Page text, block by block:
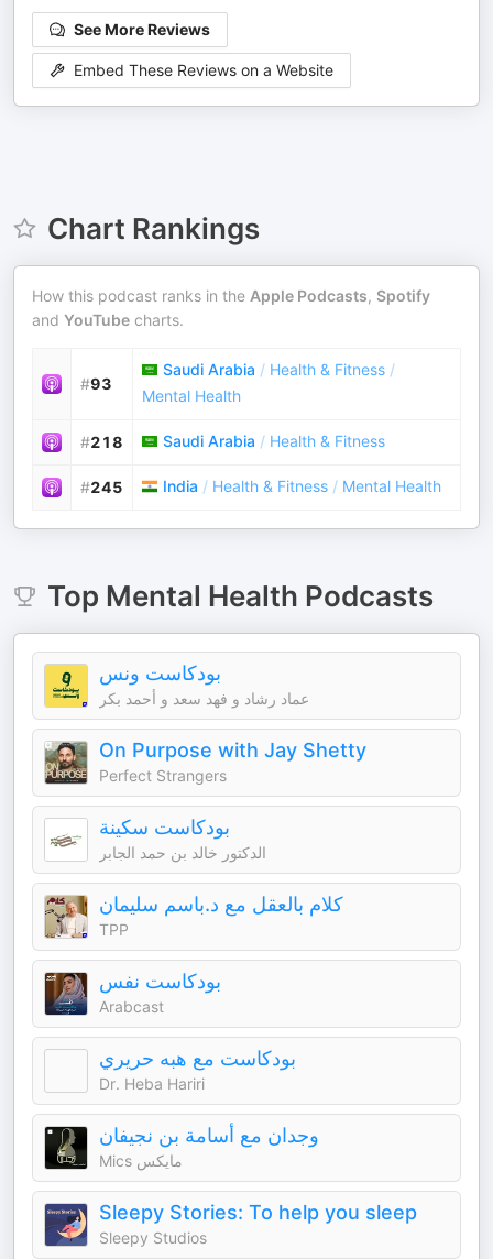
See More Reviews
Embed These Reviews on a Website
Chart Rankings
How this podcast ranks in the Apple Podcasts, Spotify
and YouTube charts.
#93
Saudi Arabia / Health & Fitness /
Mental Health
#218 Saudi Arabia / Health & Fitness
#245 India / Health & Fitness / Mental Health
Top Mental Health Podcasts
بودكاست ونس
عماد رشاد و فهد سعد و أحمد بكر
On Purpose with Jay Shetty
Perfect Strangers
بودكاست سكينة
الدكتور خالد بن حمد الجابر
كلام بالعقل مع د.باسم سليمان
TPP
بودكاست نفس
Arabcast
بودكاست مع هبه حريري
Dr. Heba Hariri
وجدان مع أسامة بن نجيفان
Mics مايكس
Sleepy Stories: To help you sleep
Sleepy Studios